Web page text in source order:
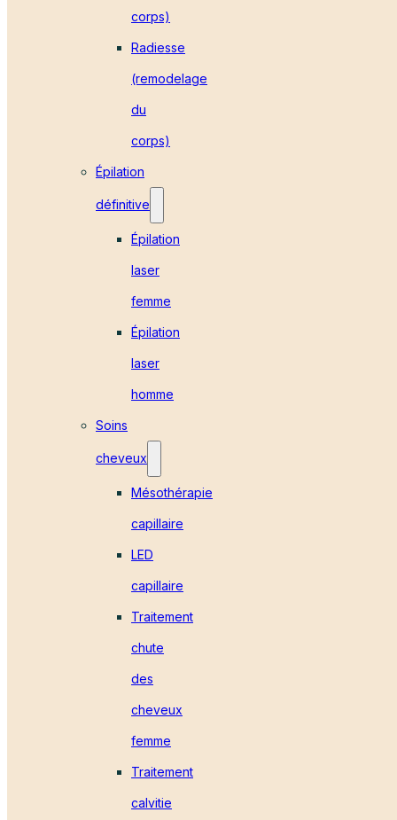
corps)
Radiesse
(remodelage
du
corps)
Épilation
définitive
Épilation
laser
femme
Épilation
laser
homme
Soins
cheveux
Mésothérapie
capillaire
LED
capillaire
Traitement
chute
des
cheveux
femme
Traitement
calvitie